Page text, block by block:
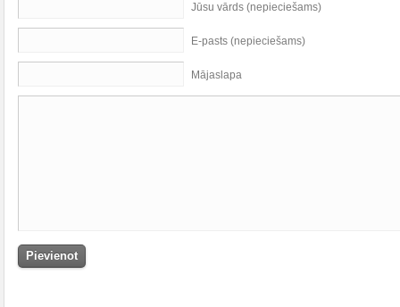
Jūsu vārds (nepieciešams)
E-pasts (nepieciešams)
Mājaslapa